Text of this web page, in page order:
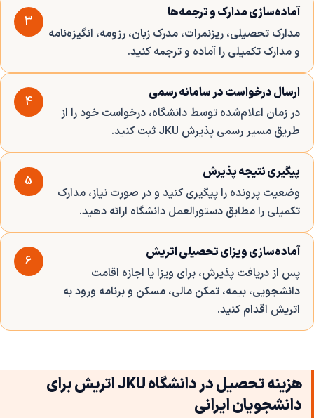
3
آماده‌سازی مدارک و ترجمه‌ها
مدارک تحصیلی، ریزنمرات، مدرک زبان، رزومه، انگیزه‌نامه
و مدارک تکمیلی را آماده و ترجمه کنید.
4
ارسال درخواست در سامانه رسمی
در زمان اعلام‌شده توسط دانشگاه، درخواست خود را از
طریق مسیر رسمی پذیرش JKU ثبت کنید.
5
پیگیری نتیجه پذیرش
وضعیت پرونده را پیگیری کنید و در صورت نیاز، مدارک
تکمیلی را مطابق دستورالعمل دانشگاه ارائه دهید.
6
آماده‌سازی ویزای تحصیلی اتریش
پس از دریافت پذیرش، برای ویزا یا اجازه اقامت
دانشجویی، بیمه، تمکن مالی، مسکن و برنامه ورود به
اتریش اقدام کنید.
هزینه تحصیل در دانشگاه JKU اتریش برای
دانشجویان ایرانی